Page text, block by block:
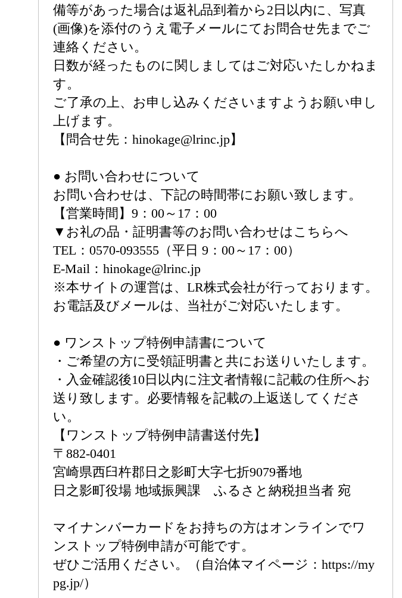
備等があった場合は返礼品到着から2日以内に、写真
(画像)を添付のうえ電子メールにてお問合せ先までご
連絡ください。
日数が経ったものに関しましてはご対応いたしかねま
す。
ご了承の上、お申し込みくださいますようお願い申し
上げます。
【問合せ先：hinokage@lrinc.jp】
● お問い合わせについて
お問い合わせは、下記の時間帯にお願い致します。
【営業時間】9：00～17：00
▼お礼の品・証明書等のお問い合わせはこちらへ
TEL：0570-093555（平日 9：00～17：00）
E-Mail：hinokage@lrinc.jp
※本サイトの運営は、LR株式会社が行っております。
お電話及びメールは、当社がご対応いたします。
● ワンストップ特例申請書について
・ご希望の方に受領証明書と共にお送りいたします。
・入金確認後10日以内に注文者情報に記載の住所へお
送り致します。必要情報を記載の上返送してくださ
い。
【ワンストップ特例申請書送付先】
〒882-0401
宮崎県西臼杵郡日之影町大字七折9079番地
日之影町役場 地域振興課 ふるさと納税担当者 宛
マイナンバーカードをお持ちの方はオンラインでワ
ンストップ特例申請が可能です。
ぜひご活用ください。（自治体マイページ：https://my
pg.jp/）